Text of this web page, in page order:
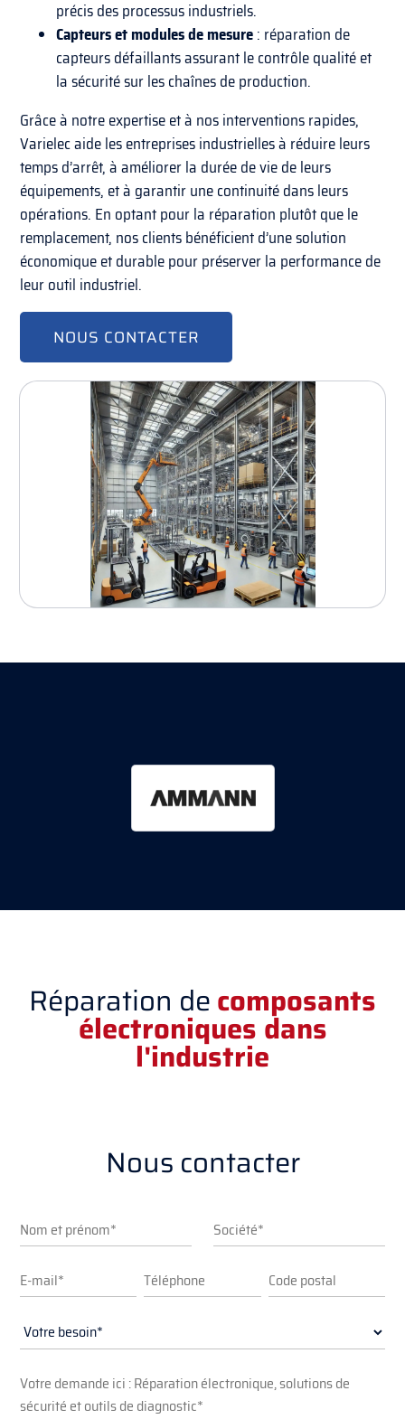
précis des processus industriels.
Capteurs et modules de mesure: réparation de
capteurs défaillants assurant le contrôle qualité et
la sécurité sur les chaînes de production.
Grâce à notre expertise et à nos interventions rapides,
Varielec aide les entreprises industrielles à réduire leurs
temps d’arrêt, à améliorer la durée de vie de leurs
équipements, et à garantir une continuité dans leurs
opérations. En optant pour la réparation plutôt que le
remplacement, nos clients bénéficient d’une solution
économique et durable pour préserver la performance de
leur outil industriel.
NOUS CONTACTER
Réparation decomposants
électroniques dans
l'industrie
Nous contacter